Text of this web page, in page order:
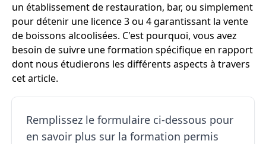
un établissement de restauration, bar, ou simplement
pour détenir une licence 3 ou 4 garantissant la vente
de boissons alcoolisées. C'est pourquoi, vous avez
besoin de suivre une formation spécifique en rapport
dont nous étudierons les différents aspects à travers
cet article.
Remplissez le formulaire ci-dessous pour
en savoir plus sur la formation permis